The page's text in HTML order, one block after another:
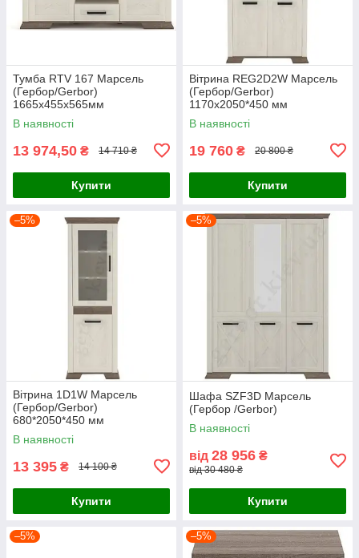
Тумба RTV 167 Марсель
(Гербор/Gerbor)
1665х455х565мм
В наявності
13 974,50 ₴ 14 710 ₴
Купити
Вітрина REG2D2W Марсель
(Гербор/Gerbor)
1170х2050*450 мм
В наявності
19 760 ₴ 20 800 ₴
Купити
–5%
Вітрина 1D1W Марсель
(Гербор/Gerbor)
680*2050*450 мм
В наявності
13 395 ₴ 14 100 ₴
Купити
–5%
Шафа SZF3D Марсель
(Гербор /Gerbor)
В наявності
від 28 956 ₴
від 30 480 ₴
Купити
–5% –5%